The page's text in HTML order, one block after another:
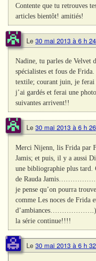
Contente que tu retrouves
articles bientôt! amitiés!
Le 30 mai 2013 à 6 h
Nadine, tu parles de Velvet
spécialistes et fous de
textile; courant juin, je ferai
j’ai gardés et ferai une
suivantes arrivent!!
Le 30 mai 2013 à 6 h
Merci Nijenn, lis Frida par
Jamis; et puis, il y a aussi
une bibliographie plus tard.
de Rauda Jamis………………
je pense qu’on pourra
comme Les noces de Frida
d’ambiances……………….)
la série continue!!!!
Le 30 mai 2013 à 6 h